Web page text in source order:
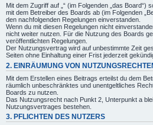
Mit dem Zugriff auf „“ (im Folgenden „das Board“)
mit dem Betreiber des Boards ab (im Folgenden
den nachfolgenden Regelungen einverstanden.
Wenn du mit diesen Regelungen nicht
nicht weiter nutzen. Für die Nutzung des Boards
veröffentlichten Regelungen.
Der Nutzungsvertrag wird auf unbestimmte Zeit
Seiten ohne Einhaltung einer Frist jederzeit
2. EINRÄUMUNG VON
Mit dem Erstellen eines Beitrags erteilst du dem
räumlich unbeschränktes und unentgeltliches
Boards zu nutzen.
Das Nutzungsrecht nach Punkt 2, Unterpunkt a
Nutzungsvertrages bestehen.
3. PFLICHTEN DES NUTZERS